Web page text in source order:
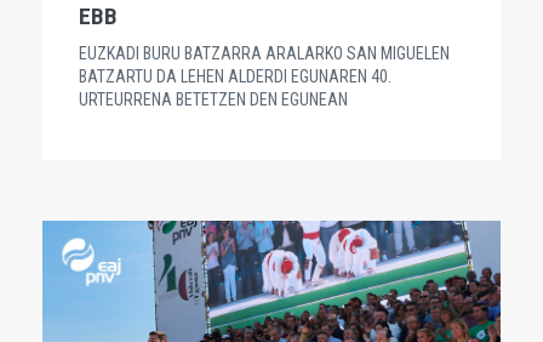
EBB
EUZKADI BURU BATZARRA ARALARKO SAN MIGUELEN
BATZARTU DA LEHEN ALDERDI EGUNAREN 40.
URTEURRENA BETETZEN DEN EGUNEAN